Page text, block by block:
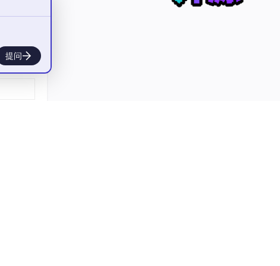
由多
行开
提问